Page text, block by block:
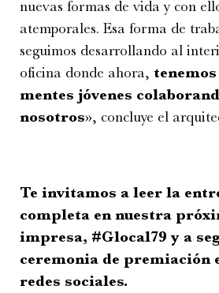
nuevas formas de vida y con
atemporales. Esa forma de
seguimos desarrollando al
oficina donde ahora, tenemos
mentes jóvenes
nosotros», concluye el
Te invitamos a leer la
completa en nuestra
impresa, #Glocal79 y a
ceremonia de premiación
redes sociales.